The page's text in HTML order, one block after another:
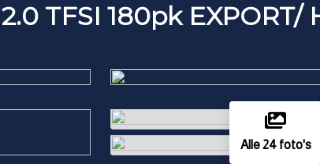
TFSI 180pk EXPORT/
Alle 24 foto's